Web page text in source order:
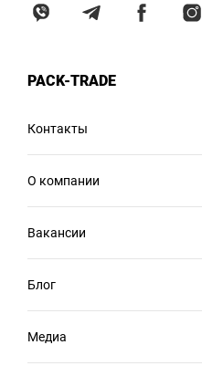
PACK-TRADE
Контакты
О компании
Вакансии
Блог
Медиа